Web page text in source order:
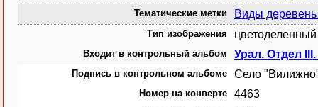
Тематические метки Виды деревень
Тип изображения
Входит в контрольный альбом Урал. Отдел
Подпись в контрольном альбоме Село
Номер на конверте 4463